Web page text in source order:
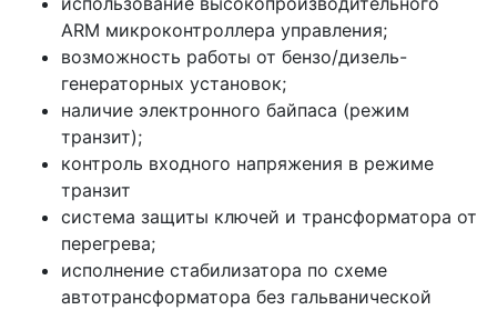
ARM микроконтроллера управления;
возможность работы от бензо/дизель-
генераторных установок;
наличие электронного байпаса (режим
транзит);
контроль входного напряжения в режиме
транзит
система защиты ключей и трансформатора от
перегрева;
исполнение стабилизатора по схеме
автотрансформатора без гальванической